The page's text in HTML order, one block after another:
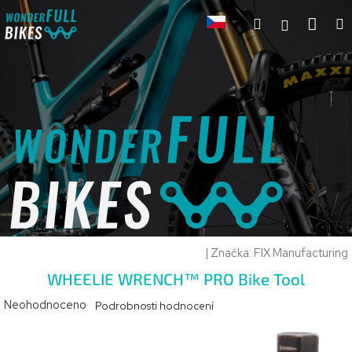
Přejít
na
obsah
Hledat
Přihlášení
| Značka: FIX Manufacturing
WHEELIE WRENCH™ PRO Bike Tool
Průměrné
Neohodnoceno Podrobnosti hodnocení